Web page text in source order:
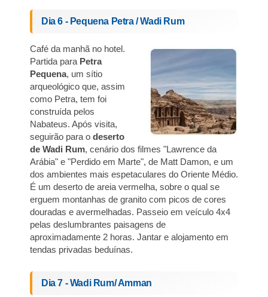
Dia 6 - Pequena Petra / Wadi Rum
Café da manhã no hotel.
Partida para Petra
Pequena, um sítio
arqueológico que, assim
como Petra, tem foi
construída pelos
Nabateus. Após visita,
seguirão para o deserto
de Wadi Rum, cenário dos filmes "Lawrence da
Arábia" e "Perdido em Marte", de Matt Damon, e um
dos ambientes mais espetaculares do Oriente Médio.
É um deserto de areia vermelha, sobre o qual se
erguem montanhas de granito com picos de cores
douradas e avermelhadas. Passeio em veículo 4x4
pelas deslumbrantes paisagens de
aproximadamente 2 horas. Jantar e alojamento em
tendas privadas beduínas.
Dia 7 - Wadi Rum/ Amman